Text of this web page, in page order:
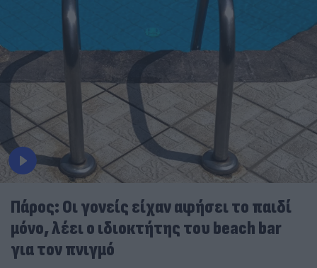
Πάρος: Οι γονείς είχαν αφήσει το παιδί
μόνο, λέει ο ιδιοκτήτης του beach bar
για τον πνιγμό